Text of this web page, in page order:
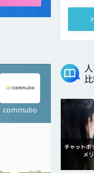
commubo